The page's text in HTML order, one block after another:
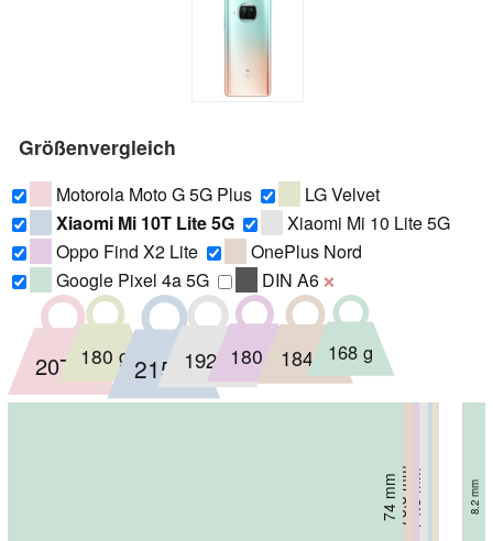
Größenvergleich
Motorola Moto G 5G Plus
LG Velvet
Xiaomi Mi 10T Lite 5G
Xiaomi Mi 10 Lite 5G
Oppo Find X2 Lite
OnePlus Nord
Google Pixel 4a 5G
DIN A6 ❌
74 mm 9 mm
207 g
74 mm 7.85 mm
180 g
76.8 mm 9 mm
215 g
74.8 mm 7.9 mm
192 g
74.3 mm 7.96 mm
180 g
73.3 mm 8.2 mm
184 g
74 mm 8.2 mm
168 g